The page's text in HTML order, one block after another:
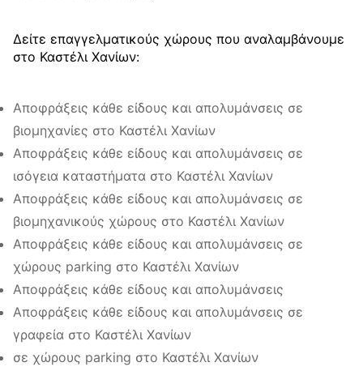
Δείτε επαγγελματικούς χώρους που αναλαμβάνουμε
στο Καστέλι Χανίων:
Αποφράξεις κάθε είδους και απολυμάνσεις σε
βιομηχανίες στο Καστέλι Χανίων
Αποφράξεις κάθε είδους και απολυμάνσεις σε
ισόγεια καταστήματα στο Καστέλι Χανίων
Αποφράξεις κάθε είδους και απολυμάνσεις σε
βιομηχανικούς χώρους στο Καστέλι Χανίων
Αποφράξεις κάθε είδους και απολυμάνσεις σε
χώρους parking στο Καστέλι Χανίων
Αποφράξεις κάθε είδους και απολυμάνσεις
Αποφράξεις κάθε είδους και απολυμάνσεις σε
γραφεία στο Καστέλι Χανίων
σε χώρους parking στο Καστέλι Χανίων